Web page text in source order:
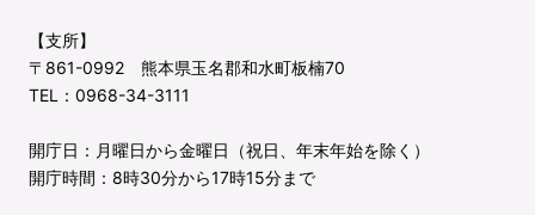
【支所】
〒861-0992 熊本県玉名郡和水町板楠70
TEL：0968-34-3111
開庁日：月曜日から金曜日（祝日、年末年始を除く）
開庁時間：8時30分から17時15分まで